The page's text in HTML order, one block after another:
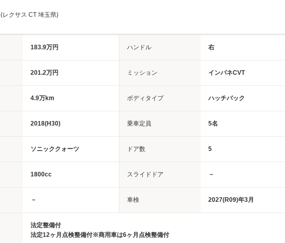
(レクサス CT 埼玉県)
183.9万円 ハンドル 右
201.2万円 ミッション インパネCVT
4.9万km ボディタイプ ハッチバック
2018(H30) 乗車定員 5名
ソニッククォーツ ドア数 5
1800cc スライドドア －
－ 車検 2027(R09)年3月
法定整備付
法定12ヶ月点検整備付※商用車は6ヶ月点検整備付